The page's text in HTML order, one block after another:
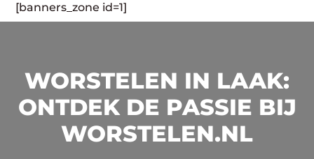
[banners_zone id=1]
WORSTELEN IN LAAK:
ONTDEK DE PASSIE BIJ
WORSTELEN.NL